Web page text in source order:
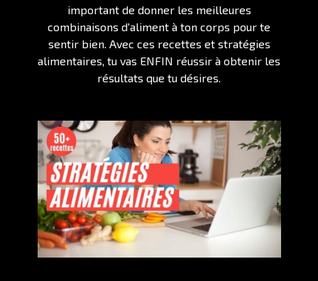
important de donner les meilleures
combinaisons d'aliment à ton corps pour te
sentir bien. Avec ces recettes et stratégies
alimentaires, tu vas ENFIN réussir à obtenir les
résultats que tu désires.